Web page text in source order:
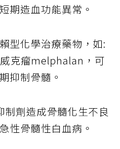
期造血功能異常。
型化學治療藥物，如:
克瘤melphalan，可
抑制骨髓。
制劑造成骨髓化生不良
性骨髓性白血病。